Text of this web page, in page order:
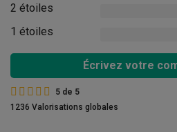
2 étoiles
1 étoiles
Écrivez votre
5 de 5
1236 Valorisations globales